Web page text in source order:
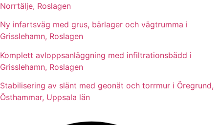
Norrtälje, Roslagen
Ny infartsväg med grus, bärlager och vägtrumma i
Grisslehamn, Roslagen
Komplett avloppsanläggning med infiltrationsbädd i
Grisslehamn, Roslagen
Stabilisering av slänt med geonät och torrmur i Öregrund,
Östhammar, Uppsala län